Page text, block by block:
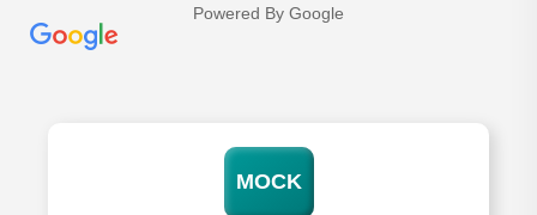
Powered By Google
MOCK